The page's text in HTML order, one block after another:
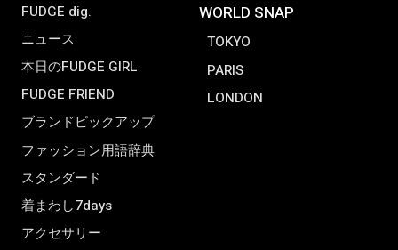
FUDGE dig.
ニュース
本日のFUDGE GIRL
FUDGE FRIEND
ブランドピックアップ
ファッション用語辞典
スタンダード
着まわし7days
アクセサリー
WORLD SNAP
TOKYO
PARIS
LONDON